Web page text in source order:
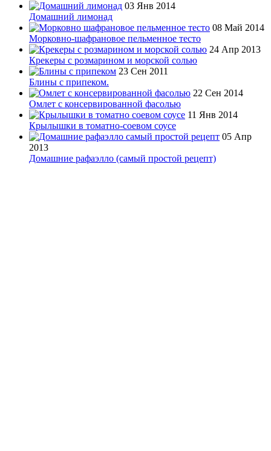
03 Янв 2014
Домашний лимонад
08 Май 2014
Морковно-шафрановое пельменное тесто
24 Апр 2013
Крекеры с розмарином и морской солью
23 Сен 2011
Блины с припеком.
22 Сен 2014
Омлет с консервированной фасолью
11 Янв 2014
Крылышки в томатно-соевом соусе
05 Апр
2013
Домашние рафаэлло (самый простой рецепт)